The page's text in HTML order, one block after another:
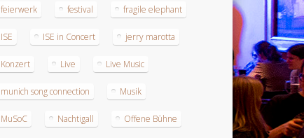
feierwerk festival fragile elephant
ISE ISE in Concert jerry marotta
Konzert Live Live Music
munich song connection Musik
MuSoC Nachtigall Offene Bühne